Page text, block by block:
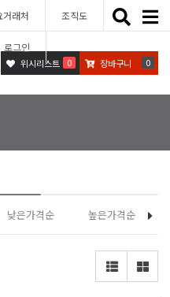
거래처 조직도
로그인
Toggle
위시리스트 0 장바구니 0
낮은가격순 높은가격순